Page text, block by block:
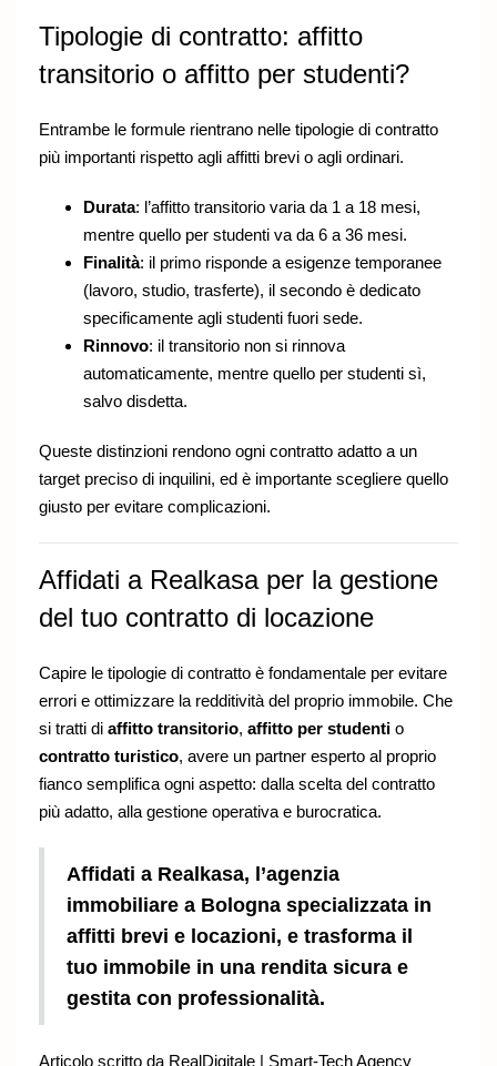
Tipologie di contratto: affitto
transitorio o affitto per studenti?
Entrambe le formule rientrano nelle tipologie di contratto
più importanti rispetto agli affitti brevi o agli ordinari.
Durata: l’affitto transitorio varia da 1 a 18 mesi,
mentre quello per studenti va da 6 a 36 mesi.
Finalità: il primo risponde a esigenze temporanee
(lavoro, studio, trasferte), il secondo è dedicato
specificamente agli studenti fuori sede.
Rinnovo: il transitorio non si rinnova
automaticamente, mentre quello per studenti sì,
salvo disdetta.
Queste distinzioni rendono ogni contratto adatto a un
target preciso di inquilini, ed è importante scegliere quello
giusto per evitare complicazioni.
Affidati a Realkasa per la gestione
del tuo contratto di locazione
Capire le tipologie di contratto è fondamentale per evitare
errori e ottimizzare la redditività del proprio immobile. Che
si tratti di affitto transitorio, affitto per studenti o
contratto turistico, avere un partner esperto al proprio
fianco semplifica ogni aspetto: dalla scelta del contratto
più adatto, alla gestione operativa e burocratica.
Affidati a Realkasa, l’agenzia
immobiliare a Bologna specializzata in
affitti brevi e locazioni, e trasforma il
tuo immobile in una rendita sicura e
gestita con professionalità.
Articolo scritto da RealDigitale | Smart-Tech Agency